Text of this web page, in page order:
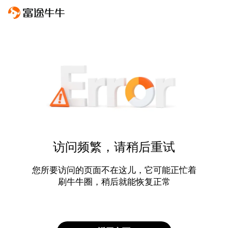
访问频繁，请稍后重试
您所要访问的页面不在这儿，它可能正忙着
刷牛牛圈，稍后就能恢复正常